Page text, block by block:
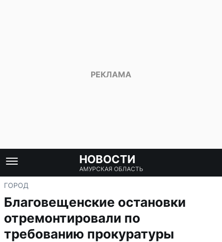
НОВОСТИ
АМУРСКАЯ ОБЛАСТЬ
ГОРОД
Благовещенские остановки
отремонтировали по
требованию прокуратуры